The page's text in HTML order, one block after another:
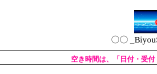
〇〇
空き時間は、「日付・受付